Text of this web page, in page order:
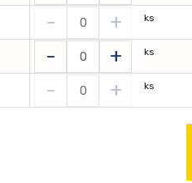
- + ks
- + ks
- + ks